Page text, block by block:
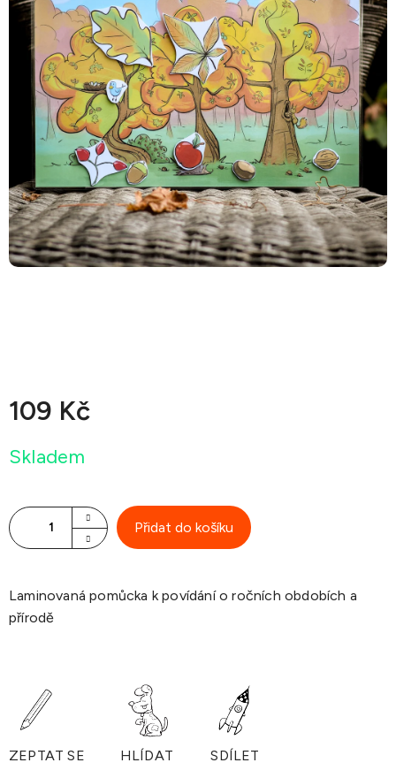
109 Kč
cena:
Skladem
Přidat do košíku
Laminovaná pomůcka k povídání o ročních obdobích a
přírodě
ZEPTAT SE HLÍDAT SDÍLET